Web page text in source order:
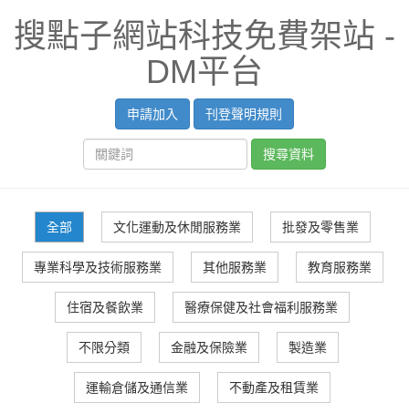
搜點子網站科技免費架站 -
DM平台
申請加入 刊登聲明規則
搜尋資料
全部 文化運動及休閒服務業 批發及零售業
專業科學及技術服務業 其他服務業 教育服務業
住宿及餐飲業 醫療保健及社會福利服務業
不限分類 金融及保險業 製造業
運輸倉儲及通信業 不動產及租賃業